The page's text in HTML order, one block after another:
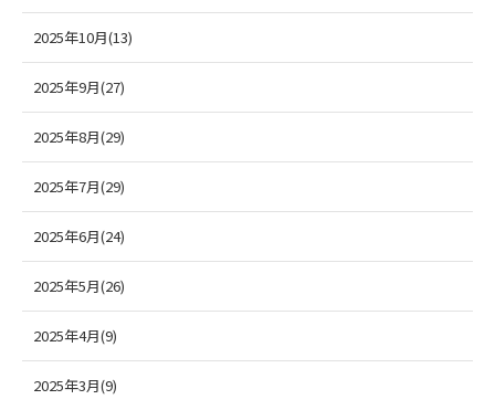
2025年10月(13)
2025年9月(27)
2025年8月(29)
2025年7月(29)
2025年6月(24)
2025年5月(26)
2025年4月(9)
2025年3月(9)